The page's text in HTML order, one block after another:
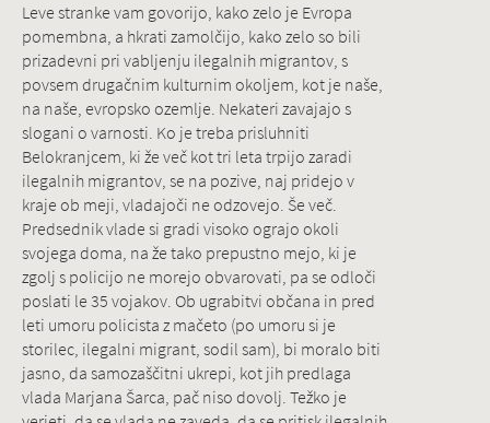
Leve stranke vam govorijo, kako zelo je Evropa
pomembna, a hkrati zamolčijo, kako zelo so bili
prizadevni pri vabljenju ilegalnih migrantov, s
povsem drugačnim kulturnim okoljem, kot je naše,
na naše, evropsko ozemlje. Nekateri zavajajo s
slogani o varnosti. Ko je treba prisluhniti
Belokranjcem, ki že več kot tri leta trpijo zaradi
ilegalnih migrantov, se na pozive, naj pridejo v
kraje ob meji, vladajoči ne odzovejo. Še več.
Predsednik vlade si gradi visoko ograjo okoli
svojega doma, na že tako prepustno mejo, ki je
zgolj s policijo ne morejo obvarovati, pa se odloči
poslati le 35 vojakov. Ob ugrabitvi občana in pred
leti umoru policista z mačeto (po umoru si je
storilec, ilegalni migrant, sodil sam), bi moralo biti
jasno, da samozaščitni ukrepi, kot jih predlaga
vlada Marjana Šarca, pač niso dovolj. Težko je